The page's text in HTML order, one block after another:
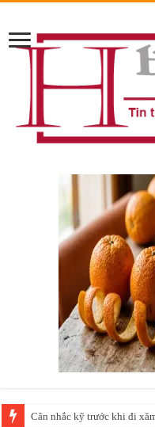
Cân nhắc kỹ trước khi đi